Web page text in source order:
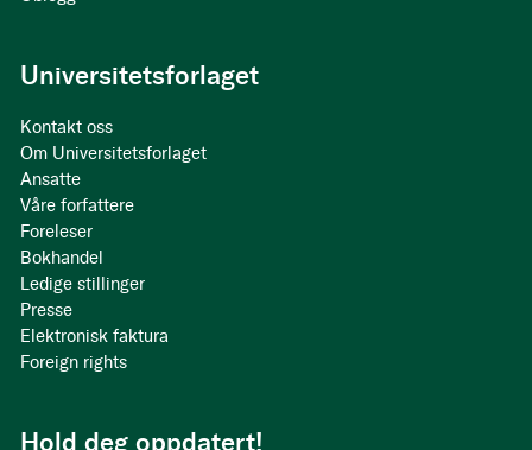
Universitetsforlaget
Kontakt oss
Om Universitetsforlaget
Ansatte
Våre forfattere
Foreleser
Bokhandel
Ledige stillinger
Presse
Elektronisk faktura
Foreign rights
Hold deg oppdatert!